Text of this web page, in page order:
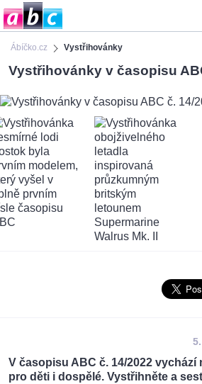
Ábíčko.cz Vystřihovánky
Vystřihovánky v časopisu
V časopisu ABC č. 14/2022
pro děti i dospělé. Vystřihněte a